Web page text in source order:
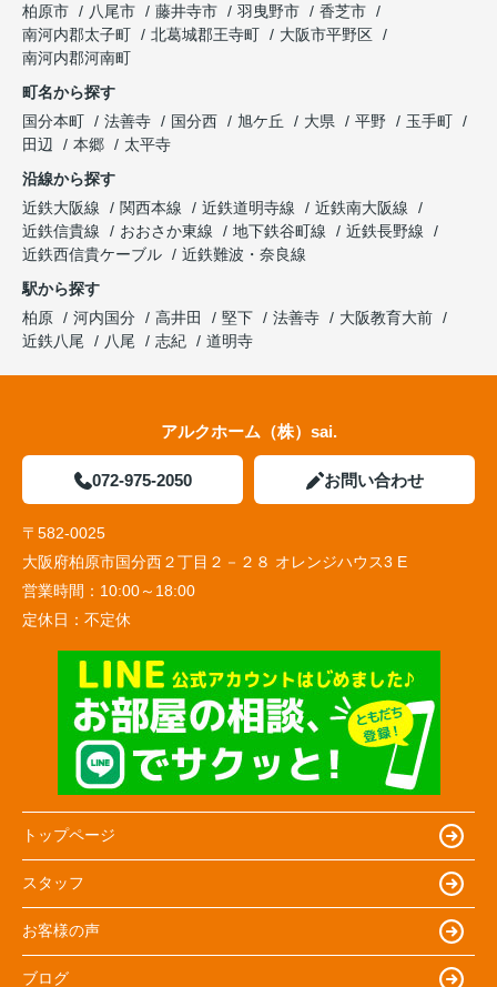
柏原市
八尾市 藤井寺市 羽曳野市
香芝市
南河内郡太子町
北葛城郡王寺町
大阪市平野区
南河内郡河南町
町名から探す
国分本町
法善寺 国分西 旭ケ丘 大県 平野
玉手町
田辺
本郷
太平寺
沿線から探す
近鉄大阪線
関西本線 近鉄道明寺線
近鉄南大阪線
近鉄信貴線
おおさか東線 地下鉄谷町線
近鉄長野線
近鉄西信貴ケーブル
近鉄難波・奈良線
駅から探す
柏原
河内国分 高井田 堅下 法善寺
大阪教育大前
近鉄八尾
八尾 志紀 道明寺
アルクホーム（株）sai.
072-975-2050 お問い合わせ
〒582-0025
大阪府柏原市国分西２丁目２－２８ オレンジハウス3 E
営業時間： 10:00～18:00
定休日： 不定休
トップページ
スタッフ
お客様の声
ブログ